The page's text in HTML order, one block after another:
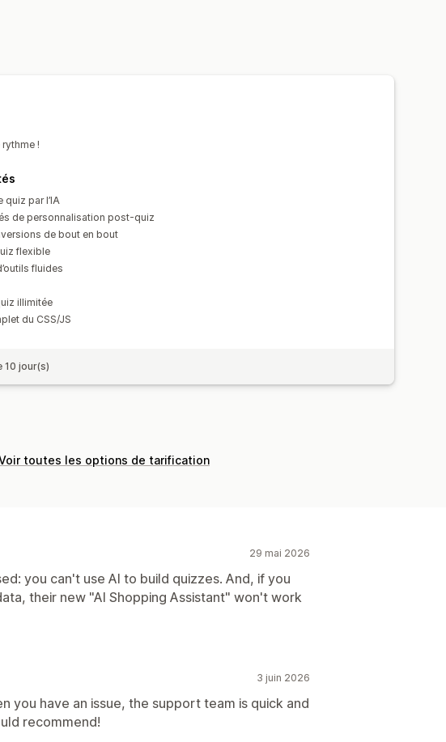
!
quiz par l’IA
de personnalisation post-quiz
de bout en bout
flexible
fluides
illimitée
du CSS/JS
10 jour(s)
toutes les options de tarification
29 mai 2026
you can't use AI to build quizzes. And, if you
their new "AI Shopping Assistant" won't work
3 juin 2026
you have an issue, the support team is quick and
recommend!